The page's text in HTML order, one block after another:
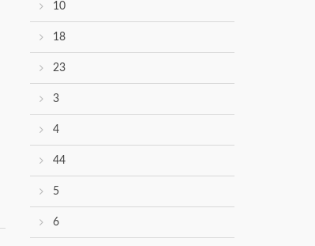
10
18
23
3
4
44
5
6